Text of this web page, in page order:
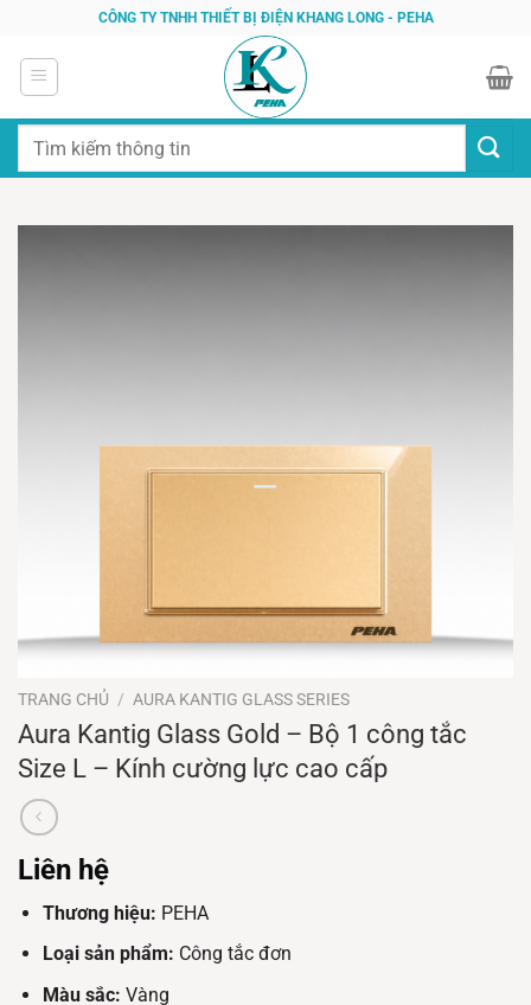
dung
CÔNG TY TNHH THIẾT BỊ ĐIỆN KHANG LONG - PEHA
Tìm
TRANG CHỦ / AURA KANTIG GLASS SERIES
Aura Kantig Glass Gold – Bộ 1 công tắc
Size L – Kính cường lực cao cấp
Liên hệ
Thương hiệu: PEHA
Loại sản phẩm: Công tắc đơn
Màu sắc: Vàng